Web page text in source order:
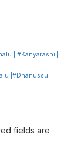
| #Kanyarashi |
|#Dhanussu
fields are